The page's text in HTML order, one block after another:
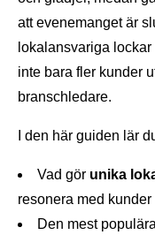
att evenemanget är
lokalansvariga
inte bara fler kunder
branschledare.
I den här guiden lär
Vad gör unika
resonera med kunder
Den mest populära